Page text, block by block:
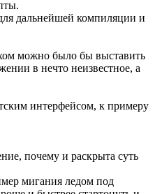
дальнейшей компиляции и
можно было бы выставить
в нечто неизвестное, а
интерфейсом, к примеру
почему и раскрыта суть
мигания ледом под